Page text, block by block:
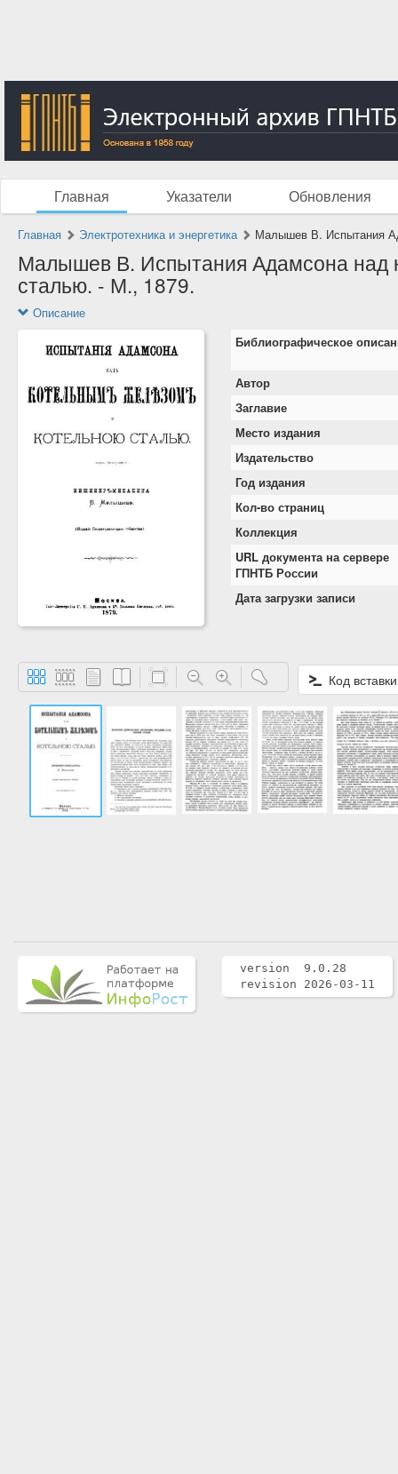
Главная Указатели Обновления
Главная Электротехника и энергетика Малышев В. Испытания
Малышев В. Испытания Адамсона над
сталью. - М., 1879.
Описание
Библиографическое
Автор
Заглавие
Место издания
Издательство
Год издания
Кол-во страниц
Коллекция
URL документа на сервере
ГПНТБ России
Дата загрузки записи
Код вставки
version 9.0.28
revision 2026-03-11